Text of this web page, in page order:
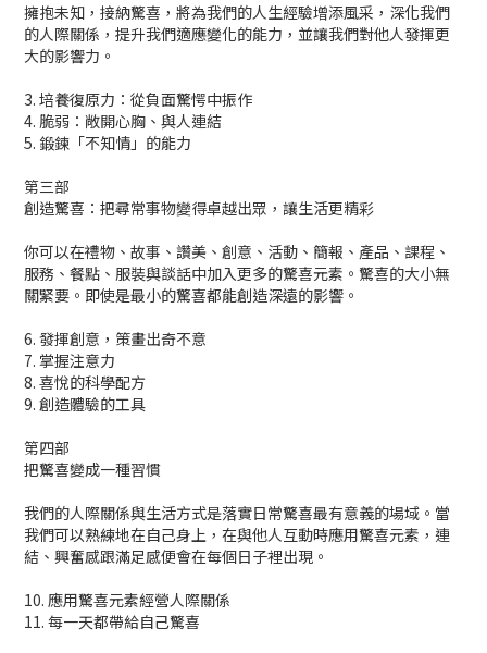
擁抱未知，接納驚喜，將為我們的人生經驗增添風采，深化我們
的人際關係，提升我們適應變化的能力，並讓我們對他人發揮更
大的影響力。
3. 培養復原力：從負面驚愕中振作
4. 脆弱：敞開心胸、與人連結
5. 鍛鍊「不知情」的能力
第三部
創造驚喜：把尋常事物變得卓越出眾，讓生活更精彩
你可以在禮物、故事、讚美、創意、活動、簡報、產品、課程、
服務、餐點、服裝與談話中加入更多的驚喜元素。驚喜的大小無
關緊要。即使是最小的驚喜都能創造深遠的影響。
6. 發揮創意，策畫出奇不意
7. 掌握注意力
8. 喜悅的科學配方
9. 創造體驗的工具
第四部
把驚喜變成一種習慣
我們的人際關係與生活方式是落實日常驚喜最有意義的場域。當
我們可以熟練地在自己身上，在與他人互動時應用驚喜元素，連
結、興奮感跟滿足感便會在每個日子裡出現。
10. 應用驚喜元素經營人際關係
11. 每一天都帶給自己驚喜